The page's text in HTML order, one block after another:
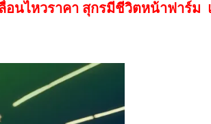
อนไหวราคา สุกรมีชีวิตหน้าฟาร์ม